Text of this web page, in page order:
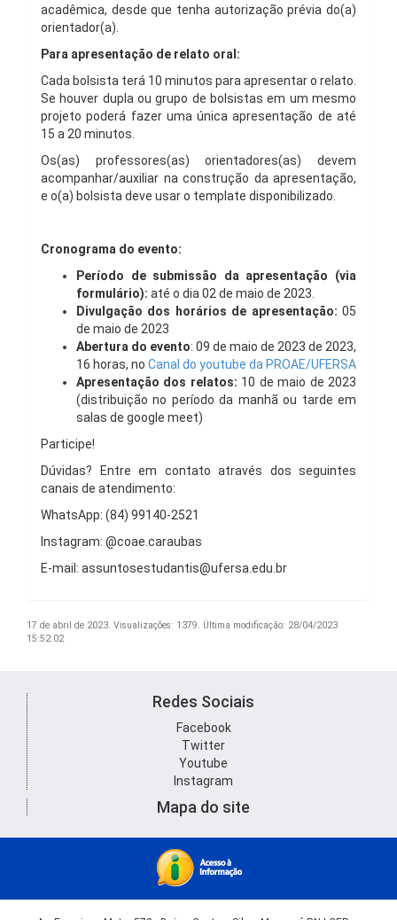
acadêmica, desde que tenha autorização prévia do(a)
orientador(a).
Para apresentação de relato oral:
Cada bolsista terá 10 minutos para apresentar o relato.
Se houver dupla ou grupo de bolsistas em um mesmo
projeto poderá fazer uma única apresentação de até
15 a 20 minutos.
Os(as) professores(as) orientadores(as) devem
acompanhar/auxiliar na construção da apresentação,
e o(a) bolsista deve usar o template disponibilizado.
Cronograma do evento:
Período de submissão da apresentação (via
formulário): até o dia 02 de maio de 2023.
Divulgação dos horários de apresentação: 05
de maio de 2023
Abertura do evento: 09 de maio de 2023 de 2023,
16 horas, no Canal do youtube da PROAE/UFERSA
Apresentação dos relatos: 10 de maio de 2023
(distribuição no período da manhã ou tarde em
salas de google meet)
Participe!
Dúvidas? Entre em contato através dos seguintes
canais de atendimento:
WhatsApp: (84) 99140-2521
Instagram: @coae.caraubas
E-mail: assuntosestudantis@ufersa.edu.br
17 de abril de 2023. Visualizações: 1379. Última modificação: 28/04/2023
15:52:02
Redes Sociais
Facebook
Twitter
Youtube
Instagram
Mapa do site